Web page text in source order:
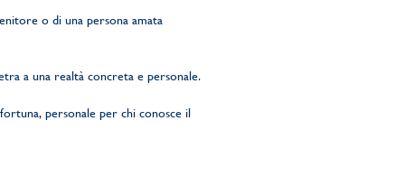
o di una persona amata
a una realtà concreta e personale.
personale per chi conosce il